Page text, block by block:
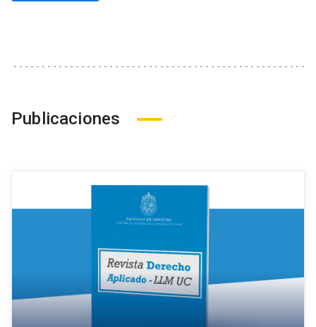
Publicaciones